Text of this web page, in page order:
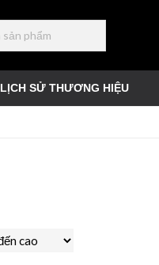
LỊCH SỬ THƯƠNG HIỆU